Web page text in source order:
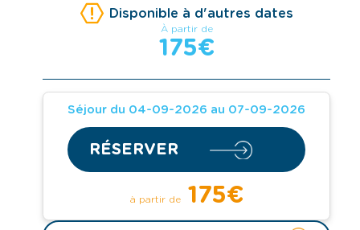
Disponible à d'autres dates
à partir de
175€
Séjour du 04-09-2026 au 07-09-2026
RÉSERVER
à partir de175€